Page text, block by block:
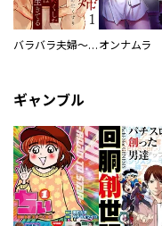
バラバラ夫婦～手足をなくした夫はまだ生きてる オンナムラ
ギャンブル